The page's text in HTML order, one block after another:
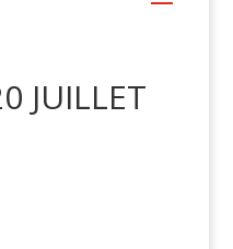
JUILLET